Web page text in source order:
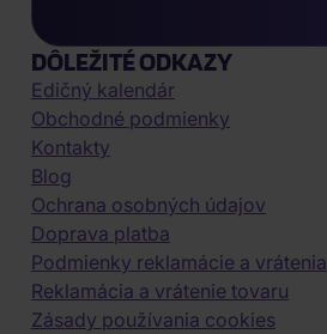
DÔLEŽITÉ ODKAZY
Edičný kalendár
Obchodné podmienky
Kontakty
Blog
Ochrana osobných údajov
Doprava platba
Podmienky reklamácie a vrátenia
Reklamácia a vrátenie tovaru
Zásady používania cookies